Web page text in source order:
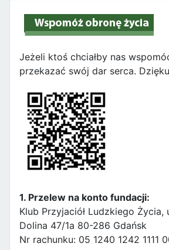
Jeżeli ktoś chciałby nas
przekazać swój dar serca.
1. Przelew na konto fundacji:
Klub Przyjaciół Ludzkiego Życia,
Dolina 47/1a 80-286 Gdańsk
Nr rachunku: 05 1240 1242 1111